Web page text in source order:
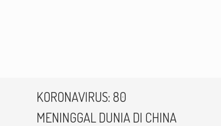
KORONAVIRUS: 80
MENINGGAL DUNIA DI CHINA